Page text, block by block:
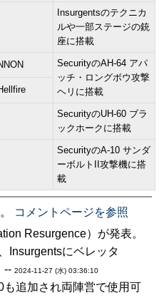
Insurgentsのテクニカ
ルや一部ステージの銃
座に搭載
SecurityのAH-64 アパ
ッチ・ロングボウ攻撃
ヘリに搭載
SecurityのUH-60 ブラ
ックホークに搭載
SecurityのA-10 サンダ
ーボルトII攻撃機に搭
載
コメントページを参照
Resurgence）が発表。
Insurgentsにベレッタ
-- 2024-11-27 (水) 03:36:10
追加され両陣営で使用可